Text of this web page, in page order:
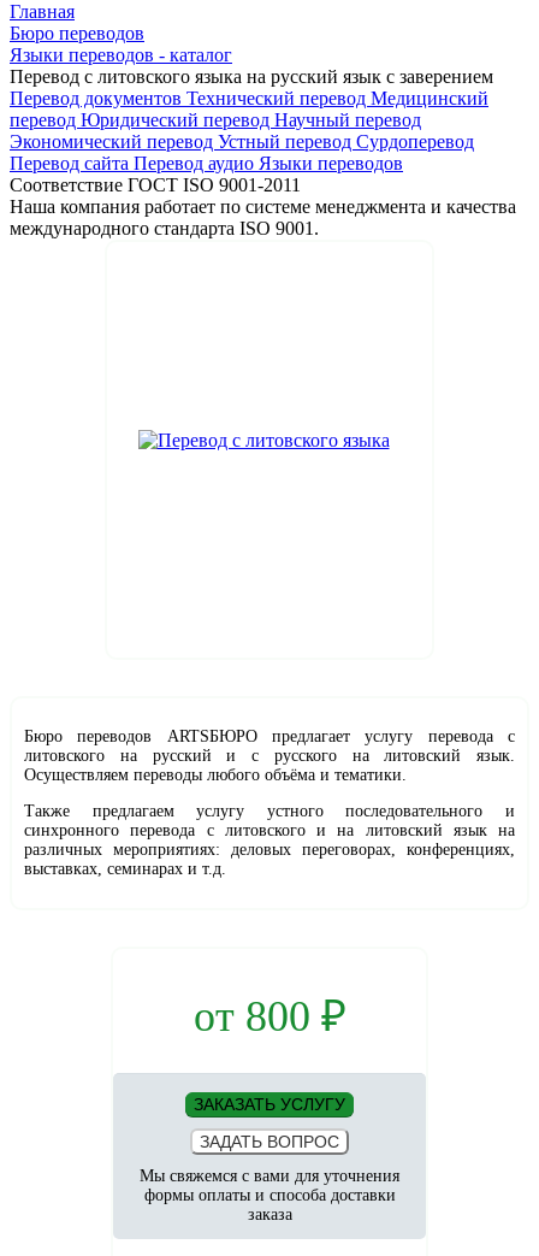
Главная
Бюро переводов
Языки переводов - каталог
Перевод с литовского языка на русский язык с заверением
Перевод документов Технический перевод Медицинский
перевод Юридический перевод Научный перевод
Экономический перевод Устный перевод Сурдоперевод
Перевод сайта Перевод аудио Языки переводов
Соответствие ГОСТ ISO 9001-2011
Наша компания работает по системе менеджмента и качества
международного стандарта ISO 9001.
Бюро переводов ARTSБЮРО предлагает услугу перевода с
литовского на русский и с русского на литовский язык.
Осуществляем переводы любого объёма и тематики.
Также предлагаем услугу устного последовательного и
синхронного перевода с литовского и на литовский язык на
различных мероприятиях: деловых переговорах, конференциях,
выставках, семинарах и т.д.
от 800 ₽
ЗАКАЗАТЬ УСЛУГУ
ЗАДАТЬ ВОПРОС
Мы свяжемся с вами для уточнения
формы оплаты и способа доставки
заказа